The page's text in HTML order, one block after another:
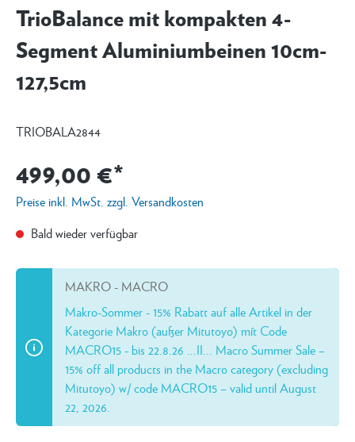
TrioBalance mit kompakten 4-
Segment Aluminiumbeinen 10cm-
127,5cm
TRIOBALA2844
499,00 €*
Preise inkl. MwSt. zzgl. Versandkosten
Bald wieder verfügbar
MAKRO - MACRO
Makro-Sommer - 15% Rabatt auf alle Artikel in der
Kategorie Makro (außer Mitutoyo) mít Code
MACRO15 - bis 22.8.26 ...II... Macro Summer Sale –
15% off all products in the Macro category (excluding
Mitutoyo) w/ code MACRO15 – valid until August
22, 2026.